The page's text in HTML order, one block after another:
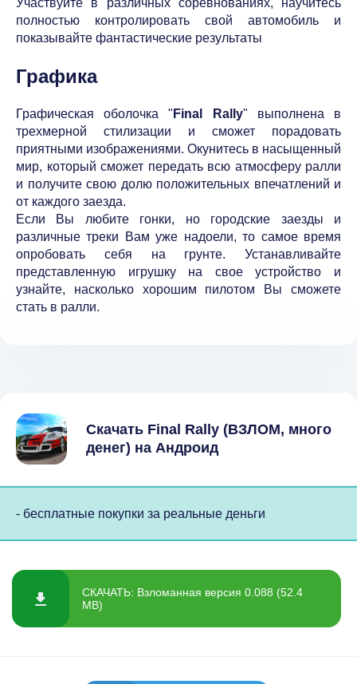
полностью контролировать свой автомобиль и
показывайте фантастические результаты
Графика
Графическая оболочка " Final Rally" выполнена в
трехмерной стилизации и сможет порадовать
приятными изображениями. Окунитесь в насыщенный
мир, который сможет передать всю атмосферу ралли
и получите свою долю положительных впечатлений и
от каждого заезда.
Если Вы любите гонки, но городские заезды и
различные треки Вам уже надоели, то самое время
опробовать себя на грунте. Устанавливайте
представленную игрушку на свое устройство и
узнайте, насколько хорошим пилотом Вы сможете
стать в ралли.
Скачать Final Rally (ВЗЛОМ, много
денег) на Андроид
- бесплатные покупки за реальные деньги
СКАЧАТЬ: Взломанная версия 0.088 (52.4
MB)